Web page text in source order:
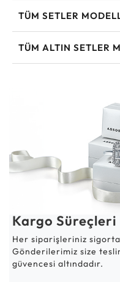
TÜM SETLER
TÜM ALTIN SETLER
Kargo Süreçleri
Her siparişleriniz
Gönderilerimiz size
güvencesi altındadır.